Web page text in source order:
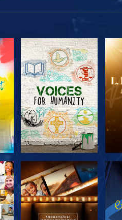
EXPLORAR A
SÉRIE